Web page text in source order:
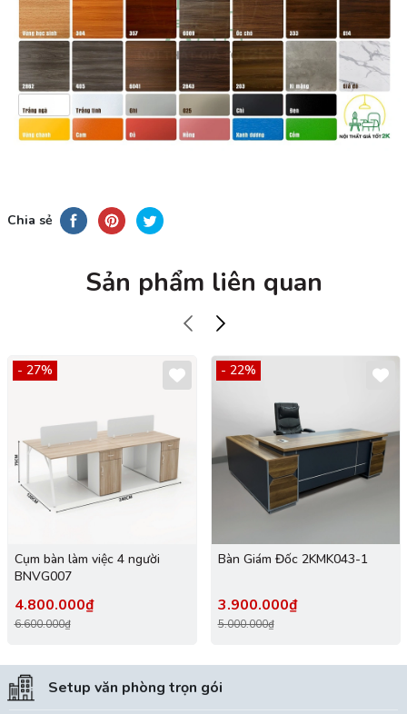
Chia sẻ
Sản phẩm liên quan
- 27%
Cụm bàn làm việc 4 người
BNVG007
4.800.000₫
6.600.000₫
- 22%
Bàn Giám Đốc 2KMK043-1
3.900.000₫
5.000.000₫
Setup văn phòng trọn gói